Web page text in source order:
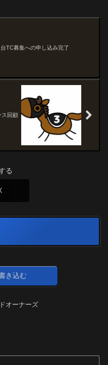
TC募集への申し込み完了
ス回顧
る
き込む
オーナーズ